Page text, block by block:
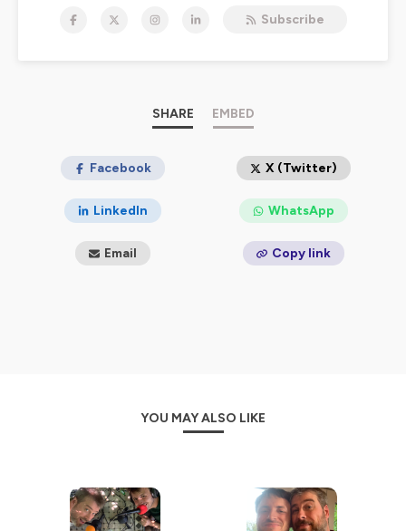
publiques menées avec son ami Gaël. A chaque épisode
pour plus d'informations.
Subscribe
SHARE EMBED
Facebook X (Twitter)
LinkedIn WhatsApp
Email Copy link
YOU MAY ALSO LIKE